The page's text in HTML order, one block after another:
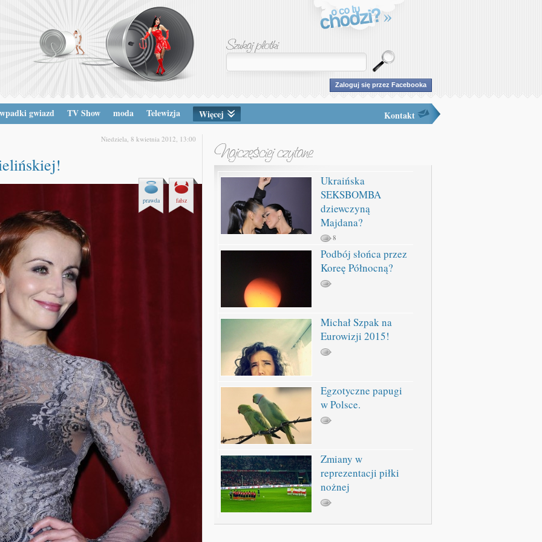
Zaloguj się przez Facebooka
wpadki gwiazd TV Show moda Telewizja Więcej Kontakt
Niedziela, 8 kwietnia 2012, 13:00
prawda fałsz
Ukraińska
SEKSBOMBA
dziewczyną
Majdana?
8
Podbój słońca przez
Koreę Północną?
Michał Szpak na
Eurowizji 2015!
Egzotyczne papugi
w Polsce.
Zmiany w
reprezentacji piłki
nożnej